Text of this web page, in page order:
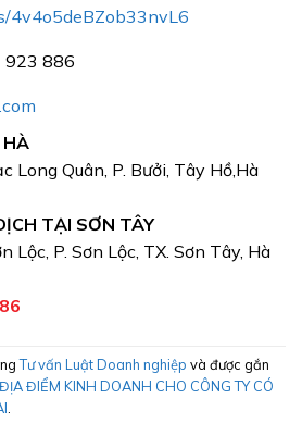
4v4o5deBZob33nvL6
923 886
HÀ
Long Quân, P. Bưởi, Tây Hồ,Hà
TẠI SƠN TÂY
Lộc, P. Sơn Lộc, TX. Sơn Tây, Hà
Tư vấn Luật Doanh nghiệp và được gắn
ĐIỂM KINH DOANH CHO CÔNG TY CÓ
.